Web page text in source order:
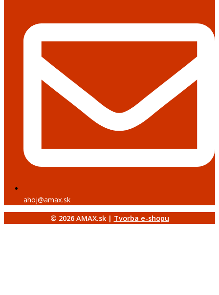
ahoj@amax.sk
© 2026 AMAX.sk | Tvorba e-shopu